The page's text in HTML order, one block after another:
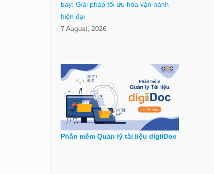
bay: Giải pháp tối ưu hóa vận hành
hiện đại
7 August, 2026
Phần mềm Quản lý tài liệu digiiDoc